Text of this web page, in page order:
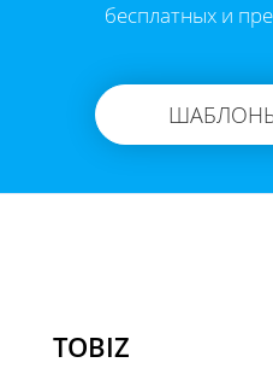
бесплатных и
TOBIZ